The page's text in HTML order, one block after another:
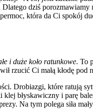
dziś
która da Ci spokój
i duże koło ratunkowe. To
rzucić Ci małą kłodę pod
Drobiazgi, które ratują
błyskawiczny i parę
Na tym polega siła